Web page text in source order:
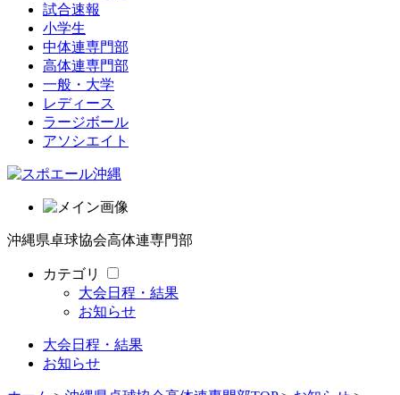
試合速報
小学生
中体連専門部
高体連専門部
一般・大学
レディース
ラージボール
アソシエイト
沖縄県卓球協会高体連専門部
カテゴリ
大会日程・結果
お知らせ
大会日程・結果
お知らせ